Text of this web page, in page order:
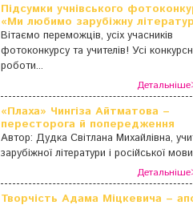
Підсумки учнівського
«Ми любимо зарубіжну
Вітаємо переможців, усіх учасників
фотоконкурсу та учителів! Усі
роботи...
«Плаха» Чингіза Айтматова –
пересторога й попередження
Автор: Дудка Світлана Михайлівна,
зарубіжної літератури і російської
Творчість Адама Міцкевича –